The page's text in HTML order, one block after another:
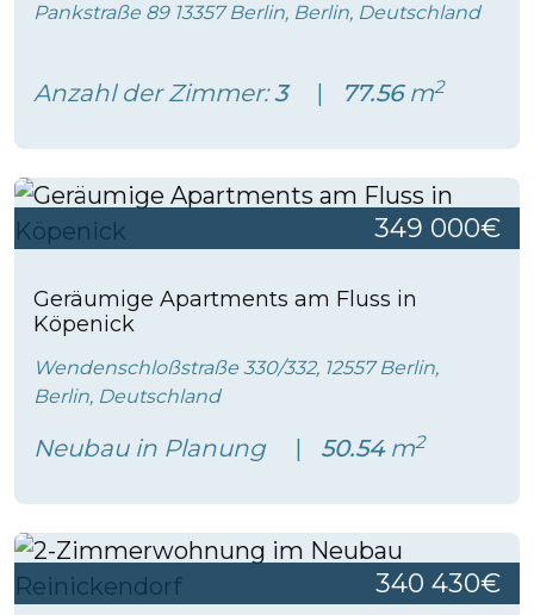
Pankstraße 89 13357 Berlin, Berlin, Deutschland
Anzahl der Zimmer:3 77.56m2
349 000€
Geräumige Apartments am Fluss in
Köpenick
Wendenschloßstraße 330/332, 12557 Berlin,
Berlin, Deutschland
Neubau in Planung 50.54m2
340 430€